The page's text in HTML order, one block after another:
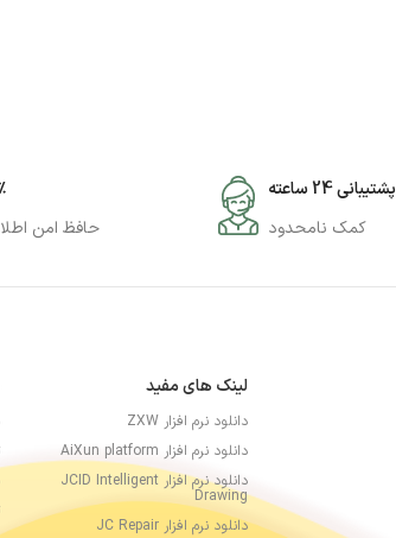
پشتیبانی 24 ساعته
کمک نامحدود
حافظ امن
لینک های مفید
دانلود نرم افزار ZXW
دانلود نرم افزار AiXun platform
دانلود نرم افزار JCID Intelligent
Drawing
دانلود نرم افزار JC Repair